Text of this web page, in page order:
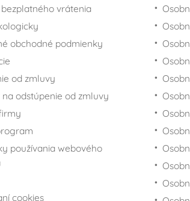
vrátenia
obchodné podmienky
od zmluvy
odstúpenie od zmluvy
používania webového
cookies